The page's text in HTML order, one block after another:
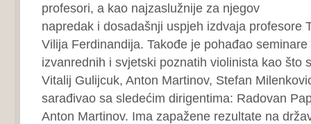
profesori, a kao najzaslužnije za njegov
napredak i dosadašnji uspjeh izdvaja profesore
Vilija Ferdinandija. Takođe je pohađao
izvanrednih i svjetski poznatih violinista kao što
Vitalij Gulijcuk, Anton Martinov, Stefan
sarađivao sa sledećim dirigentima: Radovan
Anton Martinov. Ima zapažene rezultate na